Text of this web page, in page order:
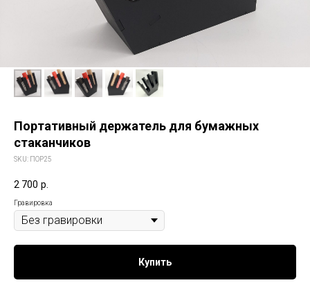
Портативный держатель для бумажных
стаканчиков
SKU: ПOP25
2 700 р.
Гравировка
Купить